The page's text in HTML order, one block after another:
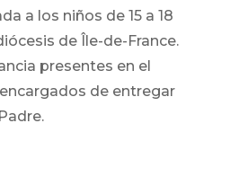
a los niños de 15 a 18
de Île-de-France.
presentes en el
de entregar